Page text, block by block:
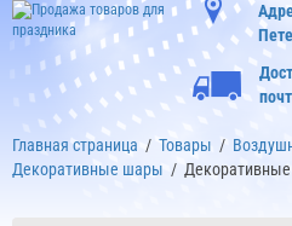
Главная страница / Товары /
Декоративные шары /